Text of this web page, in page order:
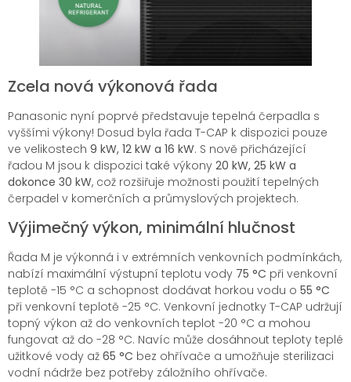
Zcela nová výkonová řada
Panasonic nyní poprvé představuje tepelná čerpadla s
vyššími výkony! Dosud byla řada T-CAP k dispozici pouze
ve velikostech 9 kW, 12 kW a 16 kW. S nově přicházející
řadou M jsou k dispozici také výkony 20 kW, 25 kW a
dokonce 30 kW, což rozšiřuje možnosti použití tepelných
čerpadel v komerčních a průmyslových projektech.
Výjimečný výkon, minimální hlučnost
Řada M je výkonná i v extrémních venkovních podmínkách,
nabízí maximální výstupní teplotu vody 75 °C při venkovní
teplotě -15 °C a schopnost dodávat horkou vodu o 55 °C
při venkovní teplotě -25 °C. Venkovní jednotky T-CAP udržují
topný výkon až do venkovních teplot -20 °C a mohou
fungovat až do -28 °C. Navíc může dosáhnout teploty teplé
užitkové vody až 65 °C bez ohřívače a umožňuje sterilizaci
vodní nádrže bez potřeby záložního ohřívače.